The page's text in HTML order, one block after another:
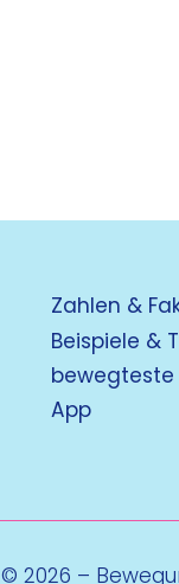
Zahlen &
Beispiele &
App
© 2026 –